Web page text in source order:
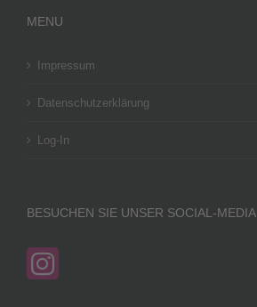
MENU
Impressum
Datenschutzerklärung
Log-In
BESUCHEN SIE UNSER SOCIAL-MEDIA